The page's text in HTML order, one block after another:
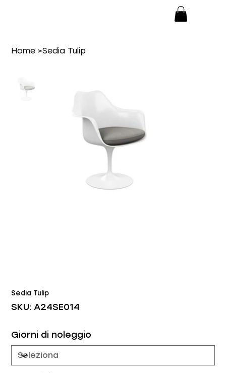
Home >Sedia Tulip
Sedia Tulip
SKU:
SKU
A24SE014
A24SE014
Giorni di noleggio